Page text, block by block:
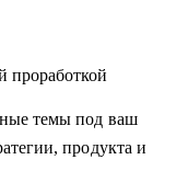
поделюсь
(например,
проработкой
темы под ваш
продукта и